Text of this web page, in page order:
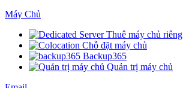
Máy Chủ
Thuê máy chủ riêng
Chỗ đặt máy chủ
Backup365
Quản trị máy chủ